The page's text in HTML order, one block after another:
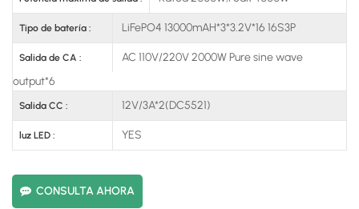
Tipo de batería : LiFePO4 13000mAH*3*3.2V*16 16S3P
Salida de CA :
AC 110V/220V 2000W Pure sine wave
output*6
Salida CC : 12V/3A*2(DC5521)
luz LED : YES
CONSULTA AHORA